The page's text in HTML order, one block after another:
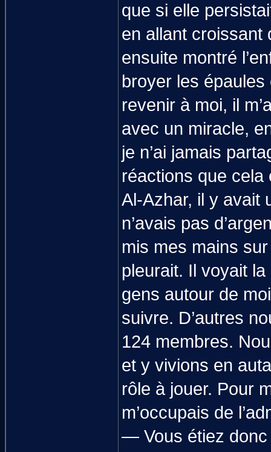
que si elle
en allant croissant
ensuite montré
broyer les
revenir à moi, il
avec un miracle,
je n’ai jamais
réactions que
Al-Azhar, il y avait
n’avais pas
mis mes mains
pleurait. Il voyait
gens autour de
suivre. D’autres
124 membres.
et y vivions en
rôle à jouer. Pour
m’occupais de
— Vous étiez donc